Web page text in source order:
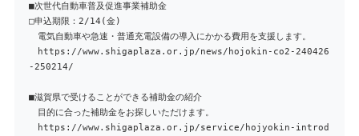
■次世代自動車普及促進事業補助金
□申込期限：2/14(金)
電気自動車や急速・普通充電設備の導入にかかる費用を支援します。
https://www.shigaplaza.or.jp/news/hojokin-co2-240426
-250214/
■滋賀県で受けることができる補助金の紹介
目的に合った補助金をお探しいただけます。
https://www.shigaplaza.or.jp/service/hojyokin-introd